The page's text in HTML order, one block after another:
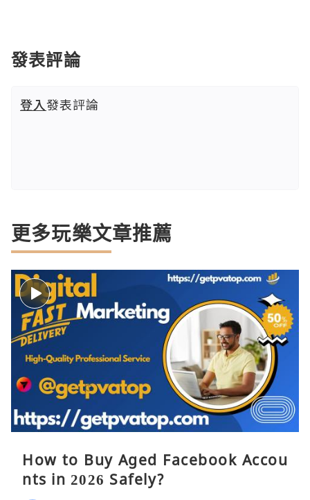
發表評論
登入發表評論
更多玩樂文章推薦
How to Buy Aged Facebook Accou
nts in 2026 Safely?